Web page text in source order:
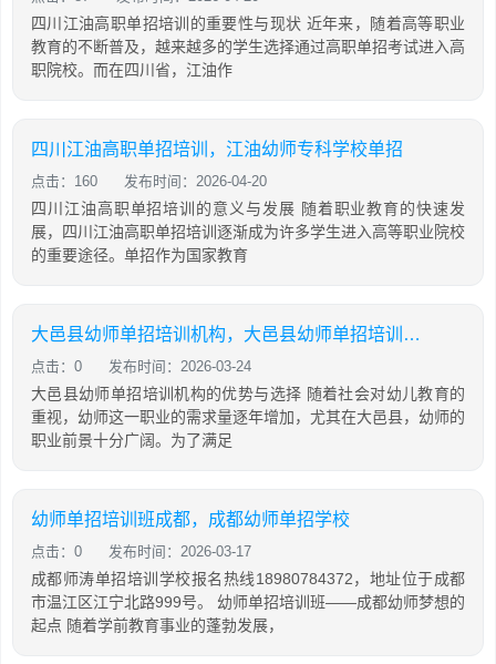
四川江油高职单招培训的重要性与现状 近年来，随着高等职业
教育的不断普及，越来越多的学生选择通过高职单招考试进入高
职院校。而在四川省，江油作
四川江油高职单招培训，江油幼师专科学校单招
点击：160 发布时间：2026-04-20
四川江油高职单招培训的意义与发展 随着职业教育的快速发
展，四川江油高职单招培训逐渐成为许多学生进入高等职业院校
的重要途径。单招作为国家教育
大邑县幼师单招培训机构，大邑县幼师单招培训机构有哪些
点击：0 发布时间：2026-03-24
大邑县幼师单招培训机构的优势与选择 随着社会对幼儿教育的
重视，幼师这一职业的需求量逐年增加，尤其在大邑县，幼师的
职业前景十分广阔。为了满足
幼师单招培训班成都，成都幼师单招学校
点击：0 发布时间：2026-03-17
成都师涛单招培训学校报名热线18980784372，地址位于成都
市温江区江宁北路999号。 幼师单招培训班——成都幼师梦想的
起点 随着学前教育事业的蓬勃发展，